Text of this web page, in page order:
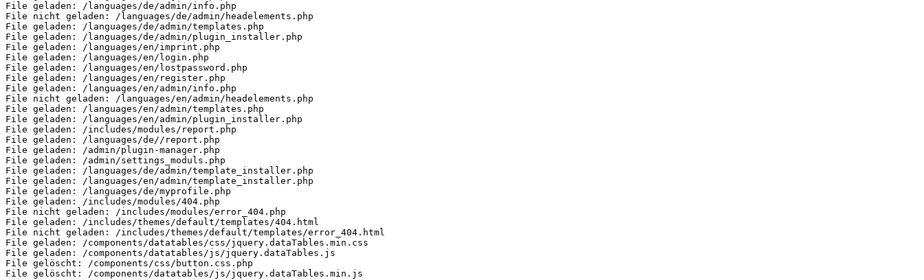
File geladen: /languages/de/admin/info.php
File nicht geladen: /languages/de/admin/headelements.php
File geladen: /languages/de/admin/templates.php
File geladen: /languages/de/admin/plugin_installer.php
File geladen: /languages/en/imprint.php
File geladen: /languages/en/login.php
File geladen: /languages/en/lostpassword.php
File geladen: /languages/en/register.php
File geladen: /languages/en/admin/info.php
File nicht geladen: /languages/en/admin/headelements.php
File geladen: /languages/en/admin/templates.php
File geladen: /languages/en/admin/plugin_installer.php
File geladen: /includes/modules/report.php
File geladen: /languages/de//report.php
File geladen: /admin/plugin-manager.php
File geladen: /admin/settings_moduls.php
File geladen: /languages/de/admin/template_installer.php
File geladen: /languages/en/admin/template_installer.php
File geladen: /languages/de/myprofile.php
File geladen: /includes/modules/404.php
File nicht geladen: /includes/modules/error_404.php
File geladen: /includes/themes/default/templates/404.html
File nicht geladen: /includes/themes/default/templates/error_404.html
File geladen: /components/datatables/css/jquery.dataTables.min.css
File geladen: /components/datatables/js/jquery.dataTables.js
File gelöscht: /components/css/button.css.php
File gelöscht: /components/datatables/js/jquery.dataTables.min.js